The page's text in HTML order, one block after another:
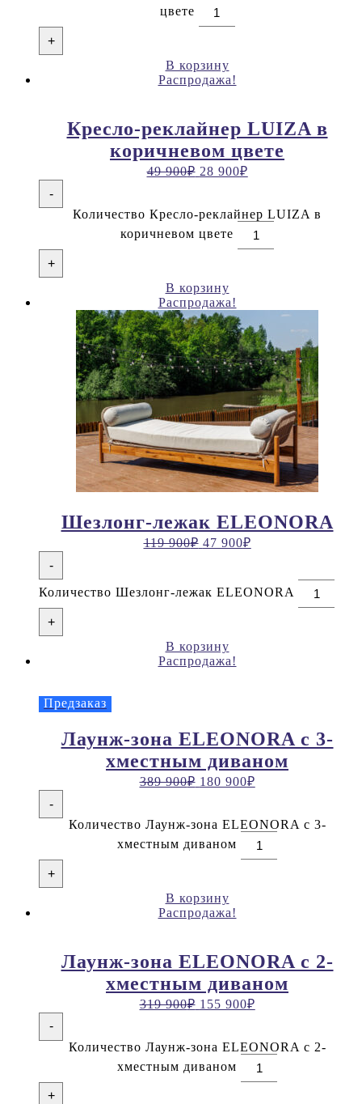
цвете
+
В корзину
Распродажа!
Кресло-реклайнер LUIZA в
коричневом цвете
49 900₽ 28 900₽
-
Количество Кресло-реклайнер LUIZA в
коричневом цвете
+
В корзину
Распродажа!
Шезлонг-лежак ELEONORA
119 900₽ 47 900₽
-
Количество Шезлонг-лежак ELEONORA
+
В корзину
Распродажа!
Предзаказ
Лаунж-зона ELEONORA с 3-
хместным диваном
389 900₽ 180 900₽
-
Количество Лаунж-зона ELEONORA с 3-
хместным диваном
+
В корзину
Распродажа!
Лаунж-зона ELEONORA с 2-
хместным диваном
319 900₽ 155 900₽
-
Количество Лаунж-зона ELEONORA с 2-
хместным диваном
+